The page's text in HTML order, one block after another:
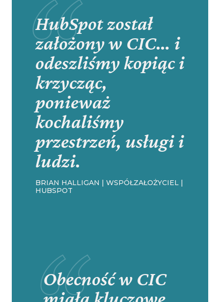
innowacji
w
miejscu
pracy
rozwoju
HubSpot został
założony w CIC… i
odeszliśmy kopiąc i
krzycząc,
ponieważ
kochaliśmy
przestrzeń, usługi i
ludzi.
BRIAN HALLIGAN | WSPÓŁZAŁOŻYCIEL |
HUBSPOT
Obecność w CIC